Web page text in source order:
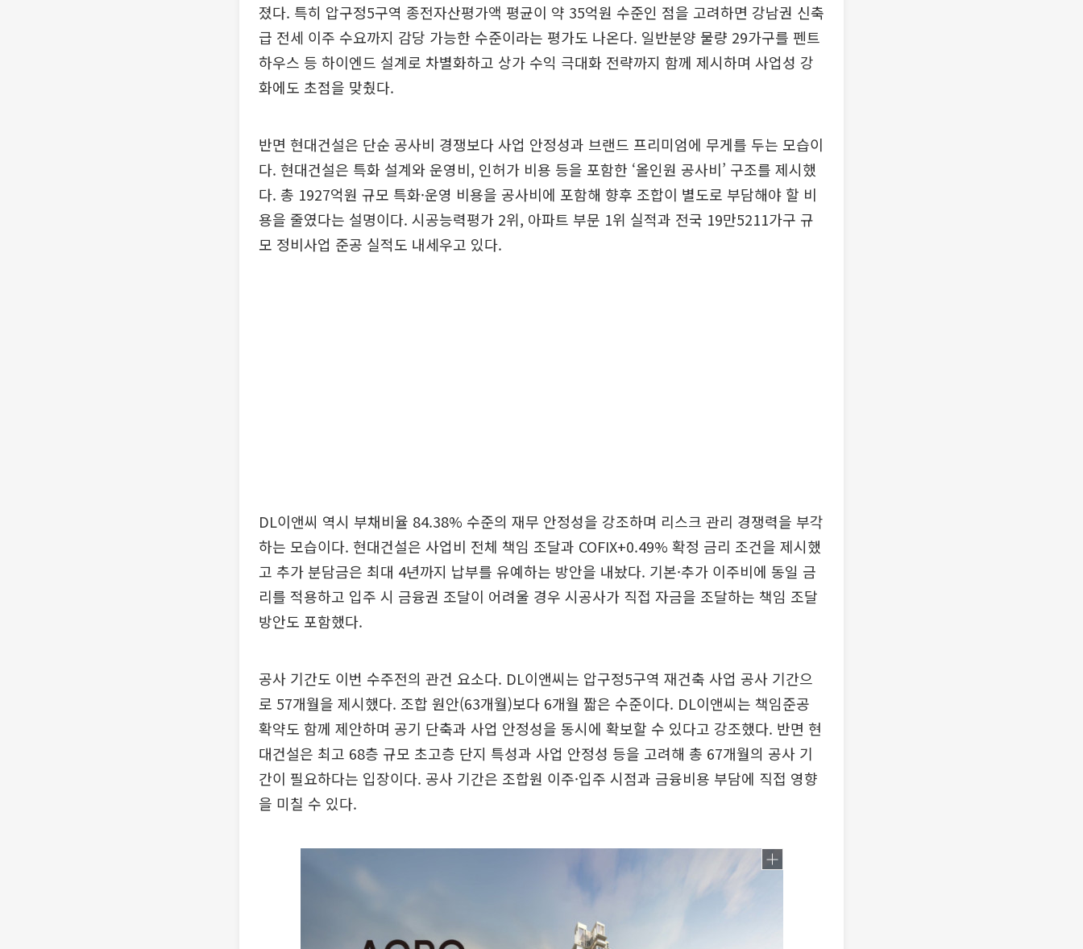
졌다. 특히 압구정5구역 종전자산평가액 평균이 약 35억원 수준인 점을 고려하면 강남권 신축
급 전세 이주 수요까지 감당 가능한 수준이라는 평가도 나온다. 일반분양 물량 29가구를 펜트
하우스 등 하이엔드 설계로 차별화하고 상가 수익 극대화 전략까지 함께 제시하며 사업성 강
화에도 초점을 맞췄다.
반면 현대건설은 단순 공사비 경쟁보다 사업 안정성과 브랜드 프리미엄에 무게를 두는 모습이
다. 현대건설은 특화 설계와 운영비, 인허가 비용 등을 포함한 ‘올인원 공사비’ 구조를 제시했
다. 총 1927억원 규모 특화·운영 비용을 공사비에 포함해 향후 조합이 별도로 부담해야 할 비
용을 줄였다는 설명이다. 시공능력평가 2위, 아파트 부문 1위 실적과 전국 19만5211가구 규
모 정비사업 준공 실적도 내세우고 있다.
DL이앤씨 역시 부채비율 84.38% 수준의 재무 안정성을 강조하며 리스크 관리 경쟁력을 부각
하는 모습이다. 현대건설은 사업비 전체 책임 조달과 COFIX+0.49% 확정 금리 조건을 제시했
고 추가 분담금은 최대 4년까지 납부를 유예하는 방안을 내놨다. 기본·추가 이주비에 동일 금
리를 적용하고 입주 시 금융권 조달이 어려울 경우 시공사가 직접 자금을 조달하는 책임 조달
방안도 포함했다.
공사 기간도 이번 수주전의 관건 요소다. DL이앤씨는 압구정5구역 재건축 사업 공사 기간으
로 57개월을 제시했다. 조합 원안(63개월)보다 6개월 짧은 수준이다. DL이앤씨는 책임준공
확약도 함께 제안하며 공기 단축과 사업 안정성을 동시에 확보할 수 있다고 강조했다. 반면 현
대건설은 최고 68층 규모 초고층 단지 특성과 사업 안정성 등을 고려해 총 67개월의 공사 기
간이 필요하다는 입장이다. 공사 기간은 조합원 이주·입주 시점과 금융비용 부담에 직접 영향
을 미칠 수 있다.